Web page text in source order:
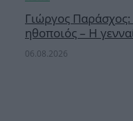
Γιώργος
ηθοποιός – Η
06.08.2026